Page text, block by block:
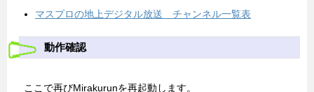
マスプロの地上デジタル放送 チャンネル一覧表
動作確認
ここで再びMirakurunを再起動します。